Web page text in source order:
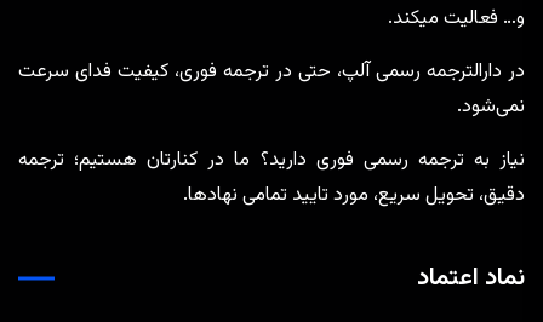
و… فعالیت میکند.
در دارالترجمه رسمی آلپ، حتی در ترجمه‌ فوری، کیفیت فدای سرعت
نمی‌شود.
نیاز به ترجمه رسمی فوری دارید؟ ما در کنارتان هستیم؛ ترجمه
دقیق، تحویل سریع، مورد تایید تمامی نهادها.
نماد اعتماد